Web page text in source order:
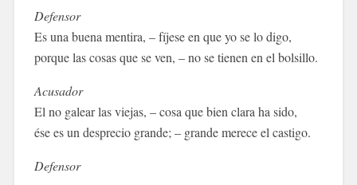
Defensor
Es una buena mentira, – fíjese en que yo se lo digo,
porque las cosas que se ven, – no se tienen en el bolsillo.
Acusador
El no galear las viejas, – cosa que bien clara ha sido,
ése es un desprecio grande; – grande merece el castigo.
Defensor